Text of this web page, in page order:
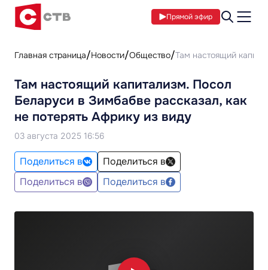
Прямой эфир
Главная страница Новости Общество Там настоящий
Там настоящий капитализм. Посол
Беларуси в Зимбабве рассказал, как
не потерять Африку из виду
03 августа 2025 16:56
Поделиться в
Поделиться в
Поделиться в
Поделиться в